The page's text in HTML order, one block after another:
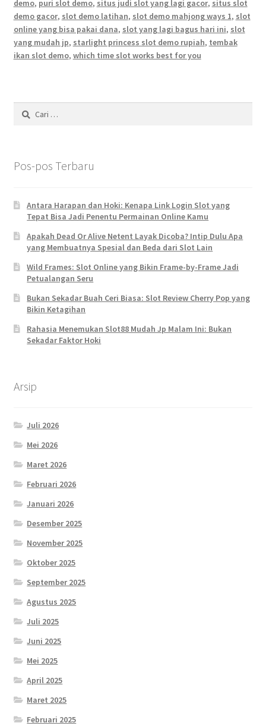
demo, puri slot demo, situs judi slot yang lagi gacor, situs slot
demo gacor, slot demo latihan, slot demo mahjong ways 1, slot
online yang bisa pakai dana, slot yang lagi bagus hari ini, slot
yang mudah jp, starlight princess slot demo rupiah, tembak
ikan slot demo, which time slot works best for you
Cari
untuk:
Pos-pos Terbaru
Antara Harapan dan Hoki: Kenapa Link Login Slot yang
Tepat Bisa Jadi Penentu Permainan Online Kamu
Apakah Dead Or Alive Netent Layak Dicoba? Intip Dulu Apa
yang Membuatnya Spesial dan Beda dari Slot Lain
Wild Frames: Slot Online yang Bikin Frame-by-Frame Jadi
Petualangan Seru
Bukan Sekadar Buah Ceri Biasa: Slot Review Cherry Pop yang
Bikin Ketagihan
Rahasia Menemukan Slot88 Mudah Jp Malam Ini: Bukan
Sekadar Faktor Hoki
Arsip
Juli 2026
Mei 2026
Maret 2026
Februari 2026
Januari 2026
Desember 2025
November 2025
Oktober 2025
September 2025
Agustus 2025
Juli 2025
Juni 2025
Mei 2025
April 2025
Maret 2025
Februari 2025